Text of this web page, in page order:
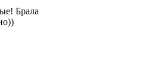
Брала
))